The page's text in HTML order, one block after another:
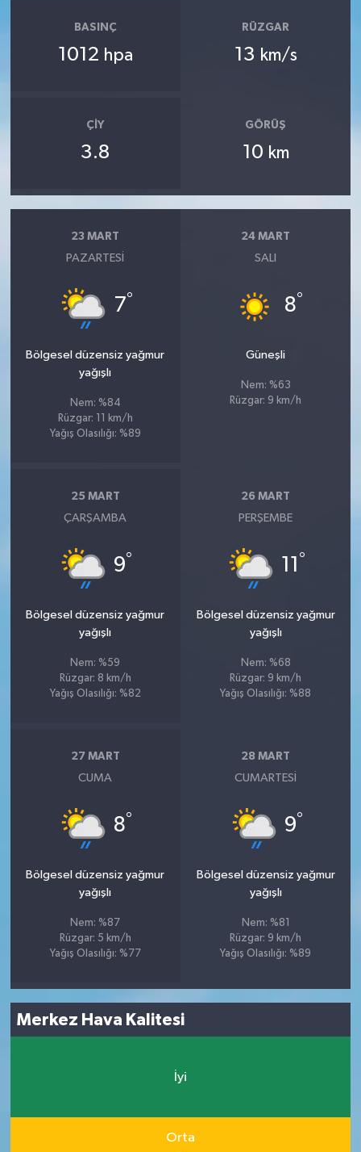
BASINÇ
1012 hpa
RÜZGAR
13 km/s
ÇIY
3.8
GÖRÜŞ
10 km
23 MART
PAZARTESI
7°
Bölgesel düzensiz yağmur
yağışlı
Nem: %84
Rüzgar: 11 km/h
Yağış Olasılığı: %89
24 MART
SALI
8°
Güneşli
Nem: %63
Rüzgar: 9 km/h
25 MART
ÇARŞAMBA
9°
Bölgesel düzensiz yağmur
yağışlı
Nem: %59
Rüzgar: 8 km/h
Yağış Olasılığı: %82
26 MART
PERŞEMBE
11 °
Bölgesel düzensiz yağmur
yağışlı
Nem: %68
Rüzgar: 9 km/h
Yağış Olasılığı: %88
27 MART
CUMA
8°
Bölgesel düzensiz yağmur
yağışlı
Nem: %87
Rüzgar: 5 km/h
Yağış Olasılığı: %77
28 MART
CUMARTESI
9°
Bölgesel düzensiz yağmur
yağışlı
Nem: %81
Rüzgar: 9 km/h
Yağış Olasılığı: %89
Merkez Hava Kalitesi
İyi
Orta